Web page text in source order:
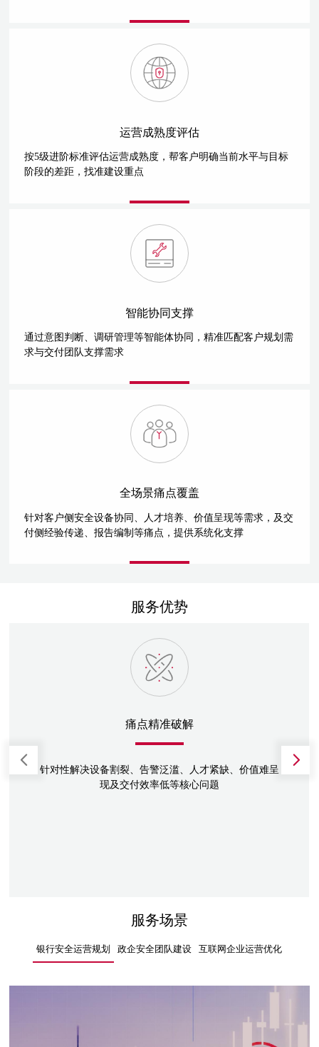
运营成熟度评估
按5级进阶标准评估运营成熟度，帮客户明确当前水平与目标
阶段的差距，找准建设重点
智能协同支撑
通过意图判断、调研管理等智能体协同，精准匹配客户规划需
求与交付团队支撑需求
全场景痛点覆盖
针对客户侧安全设备协同、人才培养、价值呈现等需求，及交
付侧经验传递、报告编制等痛点，提供系统化支撑
服务优势
痛点精准破解
针对性解决设备割裂、告警泛滥、人才紧缺、价值难呈
现及交付效率低等核心问题
服务场景
银行安全运营规划 政企安全团队建设 互联网企业运营优化